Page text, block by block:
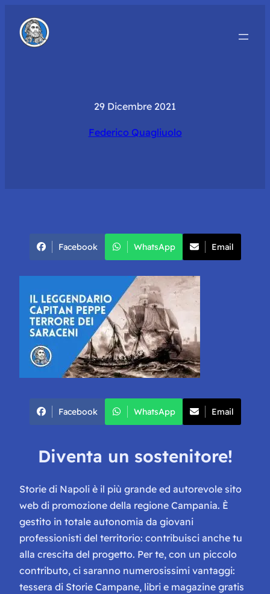
29 Dicembre 2021
Federico Quagliuolo
Facebook WhatsApp Email
Facebook WhatsApp Email
Diventa un sostenitore!
Storie di Napoli è il più grande ed autorevole sito
web di promozione della regione Campania. È
gestito in totale autonomia da giovani
professionisti del territorio: contribuisci anche tu
alla crescita del progetto. Per te, con un piccolo
contributo, ci saranno numerosissimi vantaggi:
tessera di Storie Campane, libri e magazine gratis